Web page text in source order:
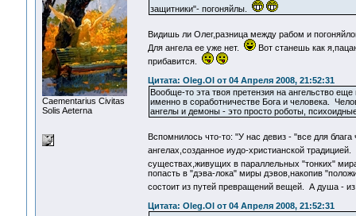
Сaementarius Civitas
Solis Aeterna
защитники"- погоняйлы.
Видишь ли Олег,разница между рабом и
Для ангела ее уже нет.
Вот станешь как
прибавится.
Цитата: Oleg.Ol от 04 Апреля 2008, 21:52:31
Вообще-то эта твоя претензия на ангельство
именно в соработничестве Бога и человека.
ангелы и демоны - это просто роботы,
Вспомнилось что-то: "У нас девиз - "все для
ангелах,созданное иудо-христианской традицией.
существах,живущих в параллельных "тонких"
попасть в "дэва-лока" миры дэвов,накопив
состоит из путей превращений вещей. А душа -
Цитата: Oleg.Ol от 04 Апреля 2008, 21:52:31